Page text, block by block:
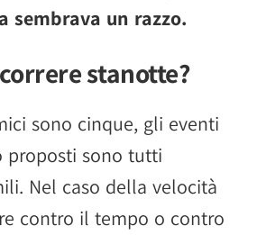
sembrava un razzo.
stanotte?
sono cinque, gli eventi
proposti sono tutti
Nel caso della velocità
contro il tempo o contro